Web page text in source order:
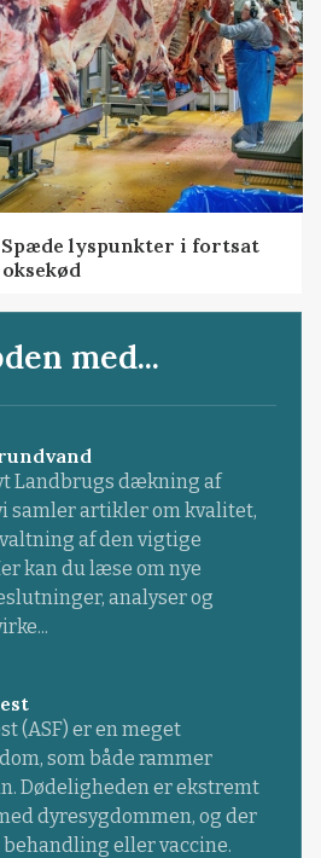
lyspunkter i fortsat
med...
Landbrugs dækning af
samler artikler om kvalitet,
af den vigtige
kan du læse om nye
analyser og
(ASF) er en meget
som både rammer
Dødeligheden er ekstremt
dyresygdommen, og der
eller vaccine.